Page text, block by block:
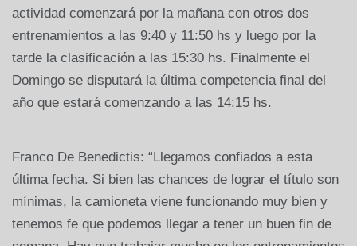
actividad comenzará por la mañana con otros dos
entrenamientos a las 9:40 y 11:50 hs y luego por la
tarde la clasificación a las 15:30 hs. Finalmente el
Domingo se disputará la última competencia final del
año que estará comenzando a las 14:15 hs.
Franco De Benedictis: “Llegamos confiados a esta
última fecha. Si bien las chances de lograr el título son
mínimas, la camioneta viene funcionando muy bien y
tenemos fe que podemos llegar a tener un buen fin de